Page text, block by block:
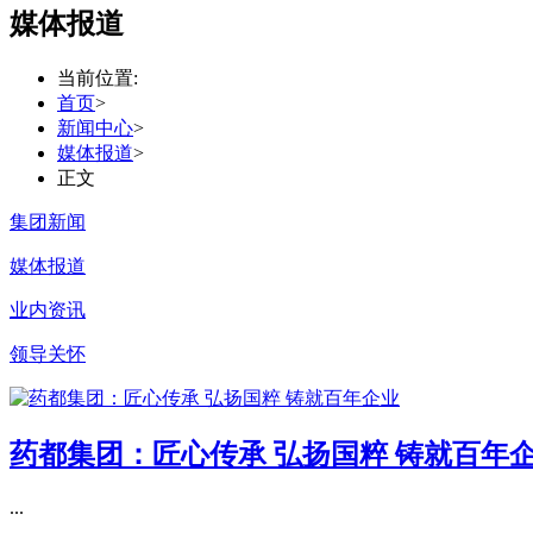
媒体报道
当前位置:
首页>
新闻中心>
媒体报道>
正文
集团新闻
媒体报道
业内资讯
领导关怀
药都集团：匠心传承 弘扬国粹 铸就百年
...